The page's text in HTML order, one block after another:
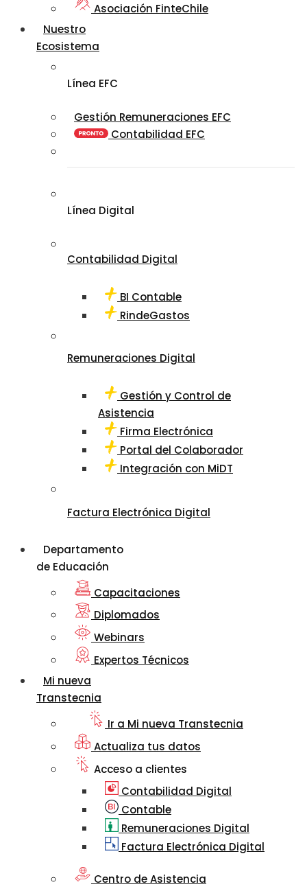
Asociación FinteChile
Nuestro
Ecosistema
Línea EFC
Gestión Remuneraciones EFC
Contabilidad EFC
Línea Digital
Contabilidad Digital
BI Contable
RindeGastos
Remuneraciones Digital
Gestión y Control de
Asistencia
Firma Electrónica
Portal del Colaborador
Integración con MiDT
Factura Electrónica Digital
Departamento
de Educación
Capacitaciones
Diplomados
Webinars
Expertos Técnicos
Mi nueva
Transtecnia
Ir a Mi nueva Transtecnia
Actualiza tus datos
Acceso a clientes
Contabilidad Digital
Contable
Remuneraciones Digital
Factura Electrónica Digital
Centro de Asistencia